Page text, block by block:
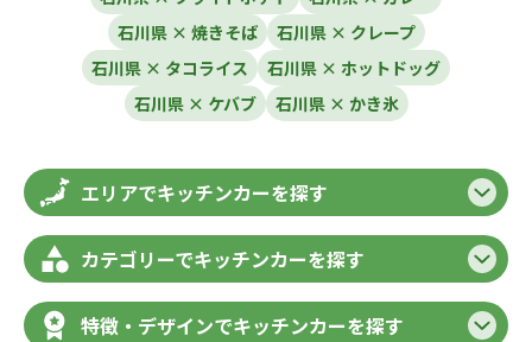
石川県 × 焼きそば
石川県 × クレープ
石川県 × タコライス
石川県 × ホットドッグ
石川県 × ケバブ
石川県 × かき氷
エリアでキッチンカーを探す
カテゴリーでキッチンカーを探す
特徴・デザインでキッチンカーを探す